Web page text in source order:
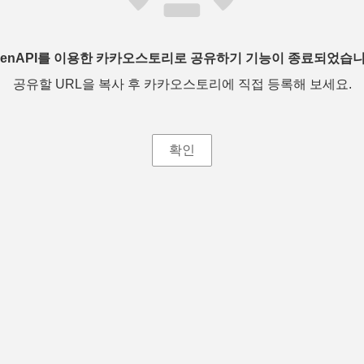
를 이용한 카카오스토리로 공유하기 기능이 종료되었습
공유할 URL을 복사 후 카카오스토리에 직접 등록해 보세요.
확인